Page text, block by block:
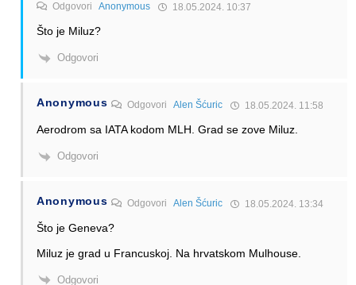
Odgovori Anonymous 18.05.2024. 10:37
Što je Miluz?
Odgovori
Anonymous OdgovoriAlen Šćuric 18.05.2024. 11:58
Aerodrom sa IATA kodom MLH. Grad se zove Miluz.
Odgovori
Anonymous OdgovoriAlen Šćuric 18.05.2024. 13:34
Što je Geneva?
Miluz je grad u Francuskoj. Na hrvatskom Mulhouse.
Odgovori